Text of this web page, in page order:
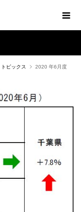
ピックス
2020 年6月度